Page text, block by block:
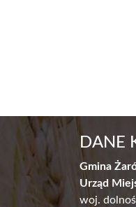
DANE
Gmina
Urząd
woj.